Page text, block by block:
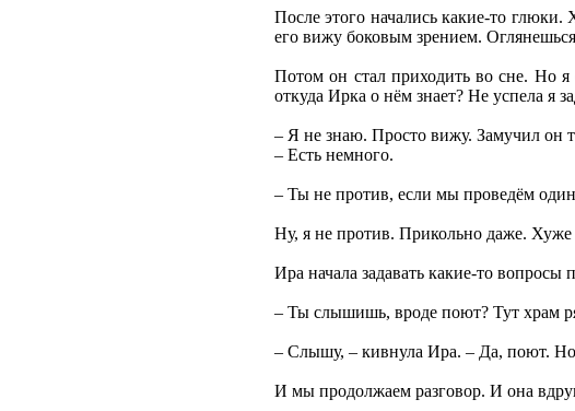
После этого начались какие-то глюки.
его вижу боковым зрением. Оглянешься
Потом он стал приходить во сне. Но
откуда Ирка о нём знает? Не успела я
– Я не знаю. Просто вижу. Замучил он
– Есть немного.
– Ты не против, если мы проведём
Ну, я не против. Прикольно даже. Хуже
Ира начала задавать какие-то
– Ты слышишь, вроде поют? Тут храм
– Слышу, – кивнула Ира. – Да, поют. Но
И мы продолжаем разговор. И она